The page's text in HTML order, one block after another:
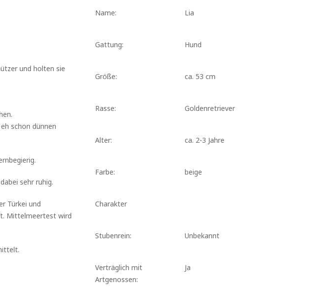
und holten sie
schon dünnen
sehr ruhig.
Türkei und
Mittelmeertest wird
Name: Lia
Gattung: Hund
Größe: ca. 53 cm
Rasse: Goldenretriever
Alter: ca. 2-3 Jahre
Farbe: beige
Charakter
Stubenrein: Unbekannt
Verträglich mit
Artgenossen:
Ja